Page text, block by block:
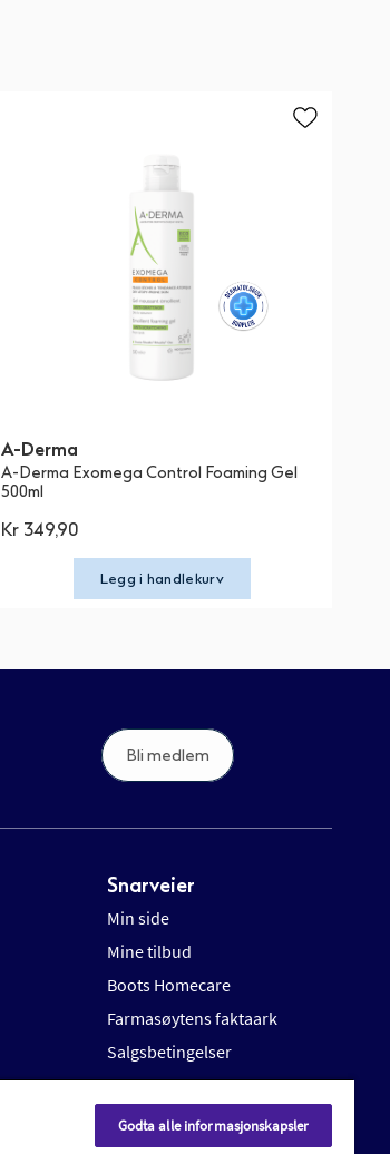
A-Derma
A-Derma Exomega Control Foaming Gel
500ml
Kr 349,90
Legg i handlekurv
Bli medlem
Snarveier
Min side
Mine tilbud
Boots Homecare
Farmasøytens faktaark
Salgsbetingelser
Godta alle informasjonskapsler